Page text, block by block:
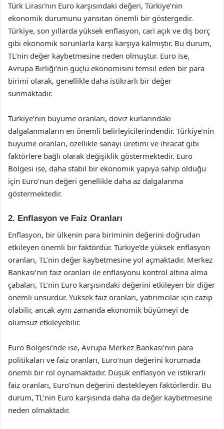
Türk Lirası’nın Euro karşısındaki değeri, Türkiye’nin
ekonomik durumunu yansıtan önemli bir göstergedir.
Türkiye, son yıllarda yüksek enflasyon, cari açık ve dış borç
gibi ekonomik sorunlarla karşı karşıya kalmıştır. Bu durum,
TL’nin değer kaybetmesine neden olmuştur. Euro ise,
Avrupa Birliği’nin güçlü ekonomisini temsil eden bir para
birimi olarak, genellikle daha istikrarlı bir değer
sunmaktadır.
Türkiye’nin büyüme oranları, döviz kurlarındaki
dalgalanmaların en önemli belirleyicilerindendir. Türkiye’nin
büyüme oranları, özellikle sanayi üretimi ve ihracat gibi
faktörlere bağlı olarak değişiklik göstermektedir. Euro
Bölgesi ise, daha stabil bir ekonomik yapıya sahip olduğu
için Euro’nun değeri genellikle daha az dalgalanma
göstermektedir.
2. Enflasyon ve Faiz Oranları
Enflasyon, bir ülkenin para biriminin değerini doğrudan
etkileyen önemli bir faktördür. Türkiye’de yüksek enflasyon
oranları, TL’nin değer kaybetmesine yol açmaktadır. Merkez
Bankası’nın faiz oranları ile enflasyonu kontrol altına alma
çabaları, TL’nin Euro karşısındaki değerini etkileyen bir diğer
önemli unsurdur. Yüksek faiz oranları, yatırımcılar için cazip
olabilir, ancak aynı zamanda ekonomik büyümeyi de
olumsuz etkileyebilir.
Euro Bölgesi’nde ise, Avrupa Merkez Bankası’nın para
politikaları ve faiz oranları, Euro’nun değerini korumada
önemli bir rol oynamaktadır. Düşük enflasyon ve istikrarlı
faiz oranları, Euro’nun değerini destekleyen faktörlerdir. Bu
durum, TL’nin Euro karşısında daha da değer kaybetmesine
neden olmaktadır.